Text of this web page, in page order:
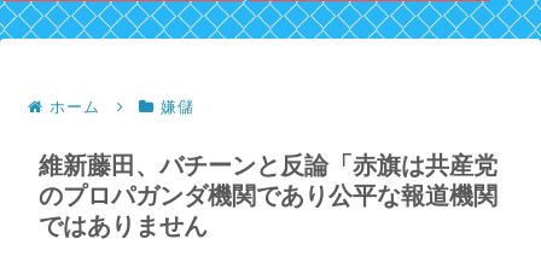
ホーム 嫌儲
維新藤田、バチーンと反論「赤旗は共産党
のプロパガンダ機関であり公平な報道機関
ではありません